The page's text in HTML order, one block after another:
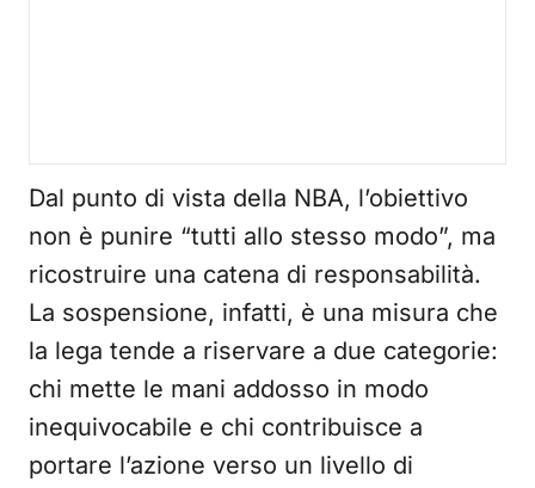
Dal punto di vista della NBA, l’obiettivo
non è punire “tutti allo stesso modo”, ma
ricostruire una catena di responsabilità.
La sospensione, infatti, è una misura che
la lega tende a riservare a due categorie:
chi mette le mani addosso in modo
inequivocabile e chi contribuisce a
portare l’azione verso un livello di